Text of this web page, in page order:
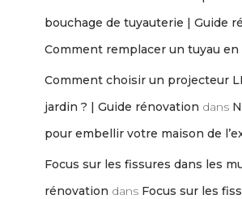
bouchage de tuyauterie | Guide
Comment remplacer un tuyau en
Comment choisir un projecteur
jardin ? | Guide rénovation dans
pour embellir votre maison de
Focus sur les fissures dans les
rénovation dans Focus sur les